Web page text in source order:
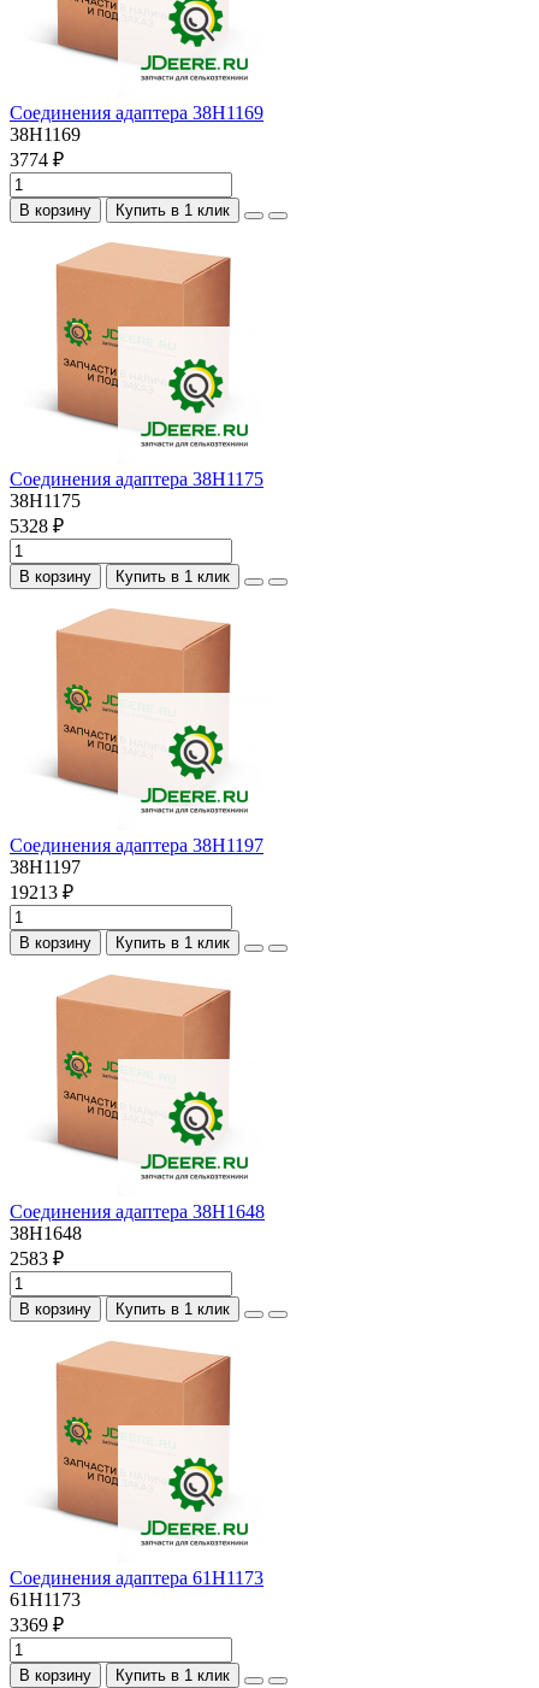
Соединения адаптера 38H1169
38H1169
3774 ₽
В корзину Купить в 1 клик
Соединения адаптера 38H1175
38H1175
5328 ₽
В корзину Купить в 1 клик
Соединения адаптера 38H1197
38H1197
19213 ₽
В корзину Купить в 1 клик
Соединения адаптера 38H1648
38H1648
2583 ₽
В корзину Купить в 1 клик
Соединения адаптера 61H1173
61H1173
3369 ₽
В корзину Купить в 1 клик